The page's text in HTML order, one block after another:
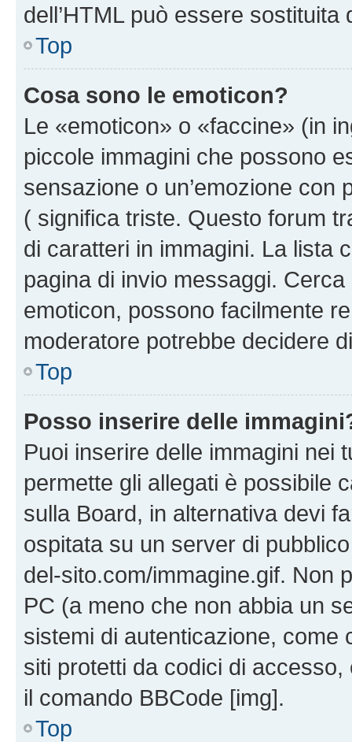
dell’HTML può essere sostituita
Top
Cosa sono le emoticon?
Le «emoticon» o «faccine» (in
piccole immagini che possono
sensazione o un’emozione
( significa triste. Questo forum
di caratteri in immagini. La lista
pagina di invio messaggi.
emoticon, possono facilmente
moderatore potrebbe decidere
Top
Posso inserire delle
Puoi inserire delle immagini nei
permette gli allegati è possibile
sulla Board, in alternativa devi
ospitata su un server di
del-sito.com/immagine.gif. Non
PC (a meno che non abbia un
sistemi di autenticazione, come
siti protetti da codici di
il comando BBCode [img].
Top